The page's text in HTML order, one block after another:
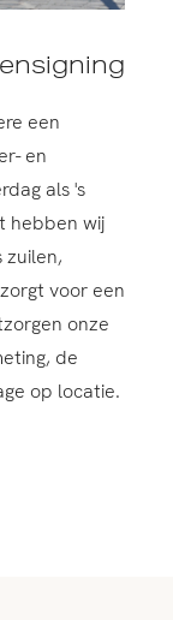
een
en
als 's
hebben wij
zuilen,
voor een
onze
de
op locatie.